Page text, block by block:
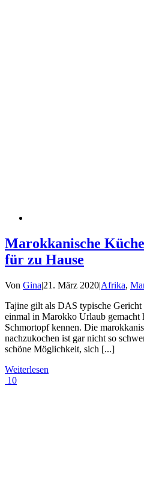
Marokkanische
für zu Hause
Von Gina|21. März 2020|Afrika,
Tajine gilt als DAS typische Gericht
einmal in Marokko Urlaub gemacht
Schmortopf kennen. Die
nachzukochen ist gar nicht so
schöne Möglichkeit, sich [...]
Weiterlesen
10